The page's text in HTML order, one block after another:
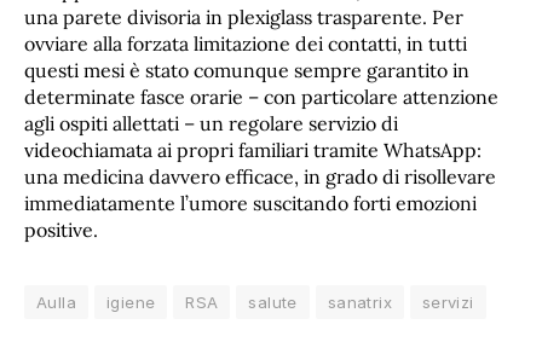
una parete divisoria in plexiglass trasparente. Per
ovviare alla forzata limitazione dei contatti, in tutti
questi mesi è stato comunque sempre garantito in
determinate fasce orarie – con particolare attenzione
agli ospiti allettati – un regolare servizio di
videochiamata ai propri familiari tramite WhatsApp:
una medicina davvero efficace, in grado di risollevare
immediatamente l’umore suscitando forti emozioni
positive.
Aulla igiene RSA salute sanatrix servizi